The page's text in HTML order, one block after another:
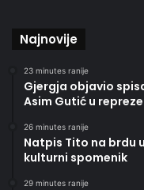
Najnovije
23 minutes ranije
Gjergja objavio
Asim Gutić u
26 minutes ranije
Natpis Tito na brdu
kulturni spomenik
29 minutes ranije